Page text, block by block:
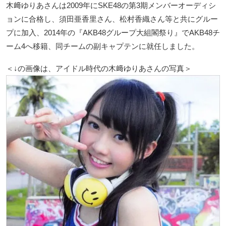
木﨑ゆりあさんは2009年にSKE48の第3期メンバーオーディシ
ョンに合格し、須田亜香里さん、松村香織さん等と共にグルー
プに加入、2014年の『AKB48グループ大組閣祭り』でAKB48チ
ーム4へ移籍、同チームの副キャプテンに就任しました。
＜↓の画像は、アイドル時代の木﨑ゆりあさんの写真＞